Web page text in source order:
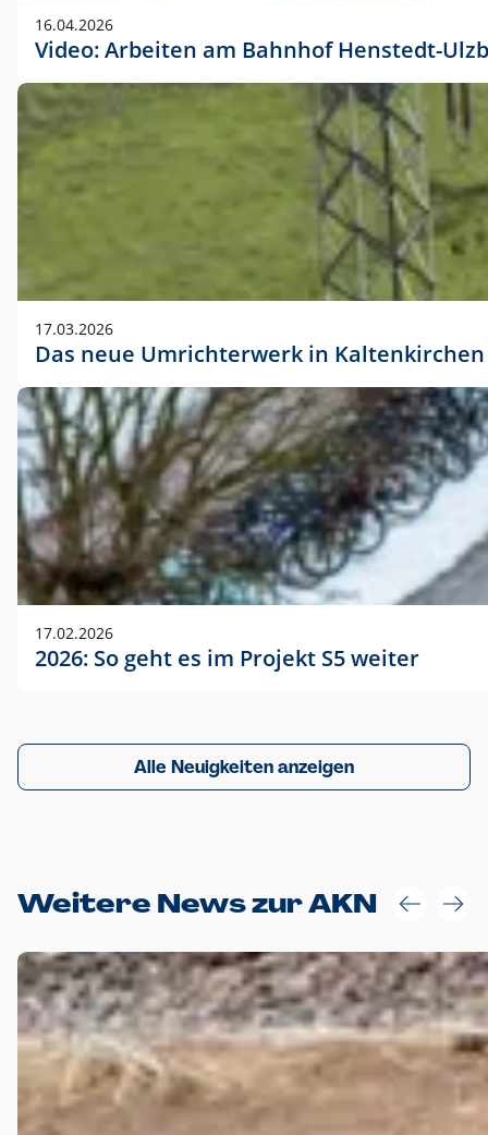
16.04.2026
Video: Arbeiten am Bahnhof Henstedt-
17.03.2026
Das neue Umrichterwerk in Kaltenkirchen
17.02.2026
2026: So geht es im Projekt S5 weiter
Alle Neuigkeiten anzeigen
Weitere News zur AKN